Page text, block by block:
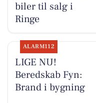
biler til salg i
Ringe
ALARM112
LIGE NU!
Beredskab Fyn:
Brand i bygning